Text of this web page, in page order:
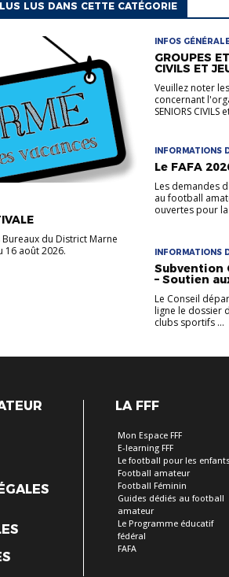
LUS DANS CETTE CATÉGORIE
du District Marne
16 août 2026.
INFOS
GROUPES
CIVILS ET
Veuillez noter
concernant
SENIORS CIVILS
INFORMATIONS
LA VIE DES
Le FAFA
Les demandes
au football
ouvertes pour la
INFORMATIONS
LA VIE DES
Subvention
– Soutien
Le Conseil
ligne le dossier
clubs sportifs ...
LA FFF
Mon Espace FFF
E-learning FFF
Le football pour les enfants
Football amateur
Football Féminin
Guides dédiés au football
amateur
Le Programme éducatif
fédéral
FAFA